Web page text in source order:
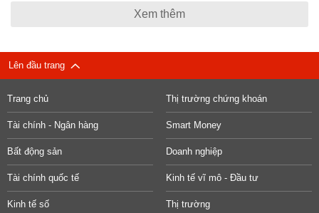
Xem thêm
Lên đầu trang
Trang chủ Thị trường chứng khoán
Tài chính - Ngân hàng Smart Money
Bất động sản Doanh nghiệp
Tài chính quốc tế Kinh tế vĩ mô - Đầu tư
Kinh tế số Thị trường